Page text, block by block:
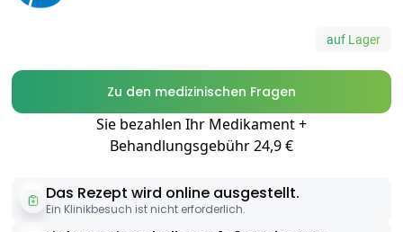
auf Lager
Zu den medizinischen Fragen
Sie bezahlen Ihr Medikament +
Behandlungsgebühr 24,9 €
Das Rezept wird online ausgestellt.
Ein Klinikbesuch ist nicht erforderlich.